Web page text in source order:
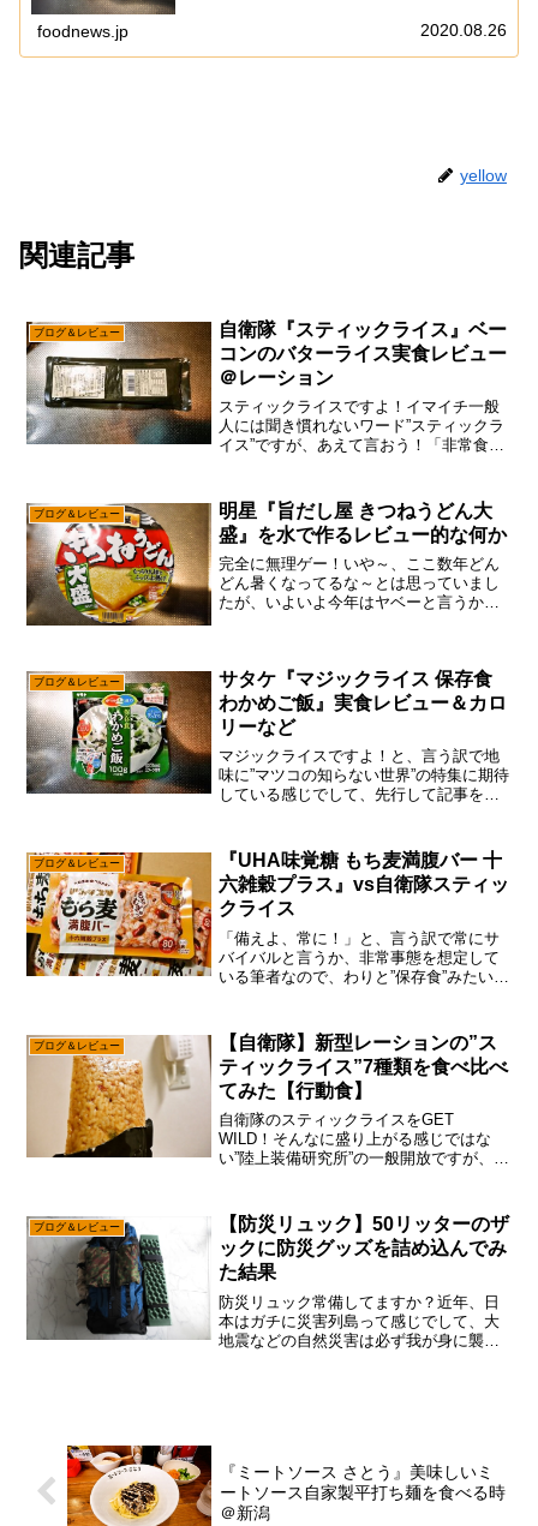
販ショップで買おうと思ったら、なんと6缶入りで4...
foodnews.jp 2020.08.26
yellow
関連記事
ブログ＆レビュー
自衛隊『スティックライス』ベー
コンのバターライス実食レビュー
＠レーション
スティックライスですよ！イマイチ一般
人には聞き慣れないワード”スティックラ
イス”ですが、あえて言おう！「非常食的
い、自衛隊の『スティックライス』でし
て、食べた事がある人...
ブログ＆レビュー
明星『旨だし屋 きつねうどん大
盛』を水で作るレビュー的な何か
完全に無理ゲー！いや～、ここ数年どん
どん暑くなってるな～とは思っていまし
たが、いよいよ今年はヤベーと言うか、
今月も多分に月収9万円っ...
ブログ＆レビュー
サタケ『マジックライス 保存食
わかめご飯』実食レビュー＆カロ
リーなど
マジックライスですよ！と、言う訳で地
味に”マツコの知らない世界”の特集に期待
している感じでして、先行して記事を書
されるかは微妙ですけれども、せっかく
買った訳ですし、...
ブログ＆レビュー
『UHA味覚糖 もち麦満腹バー 十
六雑穀プラス』vs自衛隊スティッ
クライス
「備えよ、常に！」と、言う訳で常にサ
バイバルと言うか、非常事態を想定して
いる筆者なので、わりと”保存食”みたいな
無いけれども、昨今は自然災害も規模が
大きくなって来て、ま...
ブログ＆レビュー
【自衛隊】新型レーションの”ス
ティックライス”7種類を食べ比べ
てみた【行動食】
自衛隊のスティックライスをGET
WILD！そんなに盛り上がる感じではな
い”陸上装備研究所”の一般開放ですが、今
っておいた方が良い可能性……あると思
います。わりと速攻で...
ブログ＆レビュー
【防災リュック】50リッターのザ
ックに防災グッズを詰め込んでみ
た結果
防災リュック常備してますか？近年、日
本はガチに災害列島って感じでして、大
地震などの自然災害は必ず我が身に襲い
『ミートソース さとう』美味しいミ
ートソース自家製平打ち麺を食べる時
＠新潟